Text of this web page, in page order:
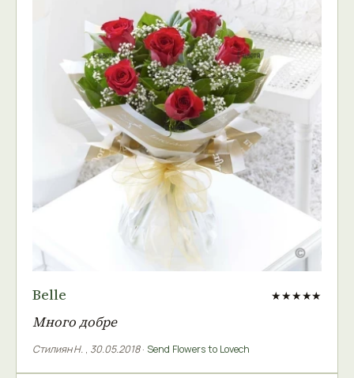
Belle ★★★★★
Много добре
Стилиян Н. , 30.05.2018· Send Flowers to Lovech